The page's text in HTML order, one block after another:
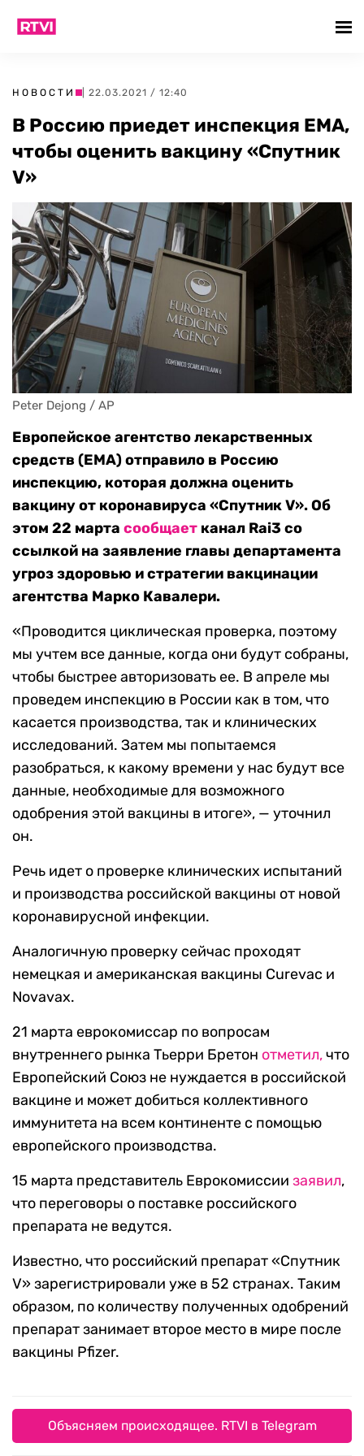
НОВОСТИ | 22.03.2021 / 12:40
В Россию приедет инспекция EMA,
чтобы оценить вакцину «Спутник
V»
Peter Dejong / AP
Европейское агентство лекарственных
средств (EMA) отправило в Россию
инспекцию, которая должна оценить
вакцину от коронавируса «Спутник V». Об
этом 22 марта сообщает канал Rai3 со
ссылкой на заявление главы департамента
угроз здоровью и стратегии вакцинации
агентства Марко Кавалери.
«Проводится циклическая проверка, поэтому
мы учтем все данные, когда они будут собраны,
чтобы быстрее авторизовать ее. В апреле мы
проведем инспекцию в России как в том, что
касается производства, так и клинических
исследований. Затем мы попытаемся
разобраться, к какому времени у нас будут все
данные, необходимые для возможного
одобрения этой вакцины в итоге», — уточнил
он.
Речь идет о проверке клинических испытаний
и производства российской вакцины от новой
коронавирусной инфекции.
Аналогичную проверку сейчас проходят
немецкая и американская вакцины Curevac и
Novavax.
21 марта еврокомиссар по вопросам
внутреннего рынка Тьерри Бретон отметил,что
Европейский Союз не нуждается в российской
вакцине и может добиться коллективного
иммунитета на всем континенте с помощью
европейского производства.
15 марта представитель Еврокомиссии заявил,
что переговоры о поставке российского
препарата не ведутся.
Известно, что российский препарат «Спутник
V» зарегистрировали уже в 52 странах. Таким
образом, по количеству полученных одобрений
препарат занимает второе место в мире после
вакцины Pfizer.
Объясняем происходящее. RTVI в Telegram